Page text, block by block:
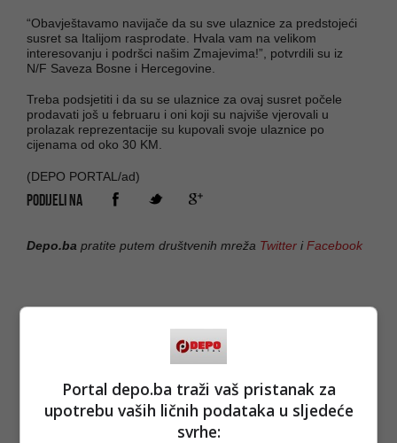
“Obavještavamo navijače da su sve ulaznice za predstojeći
susret sa Italijom rasprodate. Hvala vam na velikom
interesovanju i podršci našim Zmajevima!”, potvrdili su iz
N/F Saveza Bosne i Hercegovine.
Treba podsjetiti i da su se ulaznice za ovaj susret počele
prodavati još u februaru i oni koji su najviše vjerovali u
prolazak reprezentacije su kupovali svoje ulaznice po
cijenama od oko 30 KM.
(DEPO PORTAL/ad)
PODIJELI NA
Depo.ba pratite putem društvenih mreža Twitter iFacebook
Portal depo.ba traži vaš pristanak za
upotrebu vaših ličnih podataka u sljedeće
svrhe: